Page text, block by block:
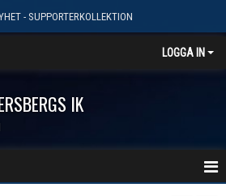
- SUPPORTERKOLLEKTION
LOGGA IN
IK